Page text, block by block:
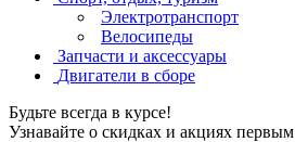
Электротранспорт
Велосипеды
Запчасти и аксессуары
Двигатели в сборе
Будьте всегда в курсе!
Узнавайте о скидках и акциях первым